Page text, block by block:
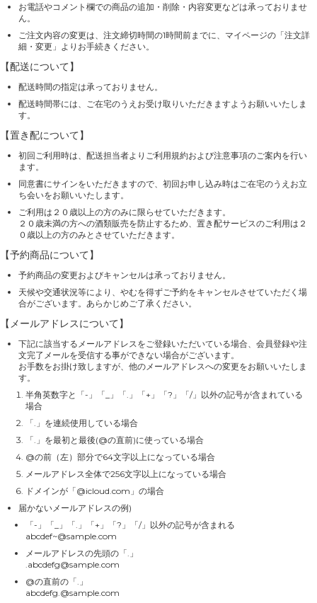
お電話やコメント欄での商品の追加・削除・内容変更などは承っておりませ
ん。
ご注文内容の変更は、注文締切時間の1時間前までに、マイページの「注文詳
細・変更」よりお手続きください。
【配送について】
配送時間の指定は承っておりません。
配送時間帯には、ご在宅のうえお受け取りいただきますようお願いいたしま
す。
【置き配について】
初回ご利用時は、配送担当者よりご利用規約および注意事項のご案内を行い
ます。
同意書にサインをいただきますので、初回お申し込み時はご在宅のうえお立
ち会いをお願いいたします。
ご利用は２０歳以上の方のみに限らせていただきます。
２０歳未満の方への酒類販売を防止するため、置き配サービスのご利用は２
０歳以上の方のみとさせていただきます。
【予約商品について】
予約商品の変更およびキャンセルは承っておりません。
天候や交通状況等により、やむを得ずご予約をキャンセルさせていただく場
合がございます。あらかじめご了承ください。
【メールアドレスについて】
下記に該当するメールアドレスをご登録いただいている場合、会員登録や注
文完了メールを受信する事ができない場合がございます。
お手数をお掛け致しますが、他のメールアドレスへの変更をお願いいたしま
す。
半角英数字と「-」「_」「.」「+」「?」「/」以外の記号が含まれている
場合
「.」を連続使用している場合
「.」を最初と最後(@の直前)に使っている場合
@の前（左）部分で64文字以上になっている場合
メールアドレス全体で256文字以上になっている場合
ドメインが「@icloud.com」の場合
届かないメールアドレスの例)
「-」「_」「.」「+」「?」「/」以外の記号が含まれる
abcdef~@sample.com
メールアドレスの先頭の「.」
.abcdefg@sample.com
@の直前の「.」
abcdefg.@sample.com